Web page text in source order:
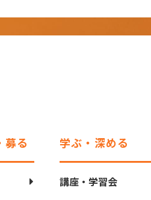
募る 学ぶ・深める
講座・学習会